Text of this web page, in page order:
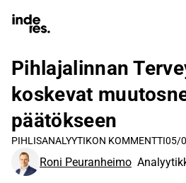
Pihlajalinnan
koskevat
päätökseen
PIHLISANALYYTIKON KOMMENTTI05/
Roni Peuranheimo